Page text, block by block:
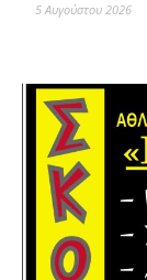
5 Αυγούστου 2026